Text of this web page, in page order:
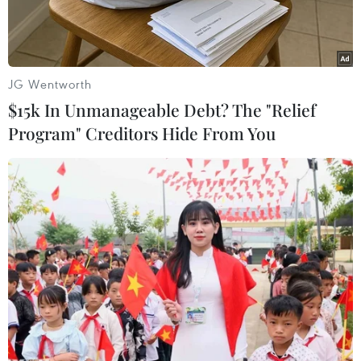
Chủ tịch Ngân hàng Trung ương châu Âu (ECB) Mario Draghi.
(Nguồn: Reuters)
Ngày 18/6, Chủ tịch Ngân hàng Trung ương châu
Âu (ECB) Mario Draghi thông báo ngân hàng
này sẵn sàng cắt giảm lãi suất và tái khởi động
chương trình mua trái phiếu để hỗ trợ nền kinh
JG Wentworth
$15k In Unmanageable Debt? The "Relief
Program" Creditors Hide From You